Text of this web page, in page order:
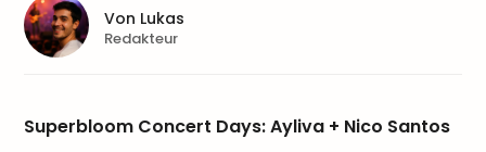
Superbloom Concert Days: Ayliva + Nico Santos
Von Lukas
Redakteur